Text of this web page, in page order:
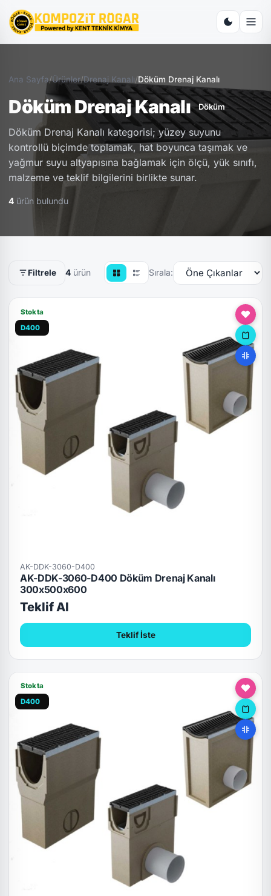
Ana Sayfa/Ürünler/Drenaj Kanalı/Döküm Drenaj Kanalı
Döküm Drenaj Kanalı Döküm
Döküm Drenaj Kanalı kategorisi; yüzey suyunu
kontrollü biçimde toplamak, hat boyunca taşımak ve
yağmur suyu altyapısına bağlamak için ölçü, yük sınıfı,
malzeme ve teklif bilgilerini birlikte sunar.
4 ürün bulundu
Filtrele 4 ürün Sırala:
Stokta
D400
AK-DDK-3060-D400
AK-DDK-3060-D400 Döküm Drenaj Kanalı
300x500x600
Teklif Al
Teklif İste
Stokta
D400